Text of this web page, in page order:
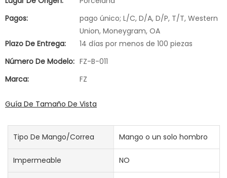
Pagos:
pago único; L/C, D/A, D/P, T/T, Western
Union, Moneygram, OA
Plazo De Entrega:
14 días por menos de 100 piezas
Número De Modelo: FZ-B-011
Marca:
FZ
Guía De Tamaño De Vista
Tipo De Mango/correa Mango o un solo hombro
Impermeable NO